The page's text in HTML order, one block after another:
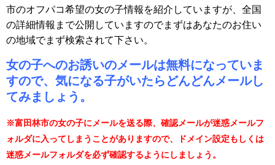
市のオフパコ希望の女の子情報を紹介していますが、全国
の詳細情報まで公開していますのでまずはあなたのお住い
の地域でまず検索されて下さい。
女の子へのお誘いのメールは無料になっていま
すので、気になる子がいたらどんどんメールし
てみましょう。
※富田林市の女の子にメールを送る際、確認メールが迷惑メールフ
ォルダに入ってしまうことがありますので、ドメイン設定もしくは
迷惑メールフォルダを必ず確認するようにしましょう。